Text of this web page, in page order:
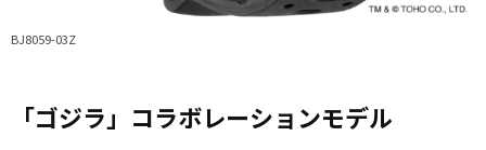
BJ8059-03Z
「ゴジラ」コラボレーションモデル